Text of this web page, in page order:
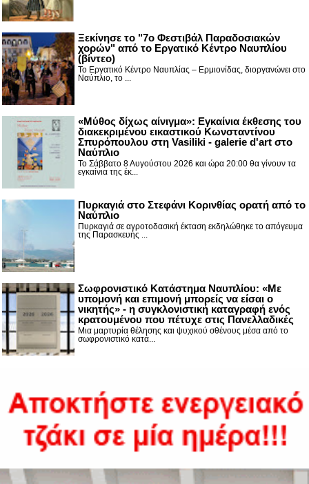
Ξεκίνησε το "7ο Φεστιβάλ Παραδοσιακών
χορών" από το Εργατικό Κέντρο Ναυπλίου
(βίντεο)
Το Εργατικό Κέντρο Ναυπλίας – Ερμιονίδας, διοργανώνει στο
Ναύπλιο, το ...
«Μύθος δίχως αίνιγμα»: Εγκαίνια έκθεσης του
διακεκριμένου εικαστικού Κωνσταντίνου
Σπυρόπουλου στη Vasiliki - galerie d'art στο
Ναύπλιο
Το Σάββατο 8 Αυγούστου 2026 και ώρα 20:00 θα γίνουν τα
εγκαίνια της έκ...
Πυρκαγιά στο Στεφάνι Κορινθίας ορατή από το
Ναύπλιο
Πυρκαγιά σε αγροτοδασική έκταση εκδηλώθηκε το απόγευμα
της Παρασκευής ...
Σωφρονιστικό Κατάστημα Ναυπλίου: «Με
υπομονή και επιμονή μπορείς να είσαι ο
νικητής» - η συγκλονιστική καταγραφή ενός
κρατουμένου που πέτυχε στις Πανελλαδικές
Μια μαρτυρία θέλησης και ψυχικού σθένους μέσα από το
σωφρονιστικό κατά...